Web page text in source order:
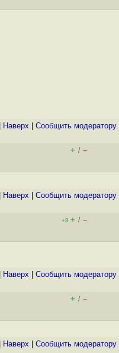
Наверх Cообщить модератору
+ / –
Наверх Cообщить модератору
+9 + / –
Наверх Cообщить модератору
+ / –
Наверх Cообщить модератору